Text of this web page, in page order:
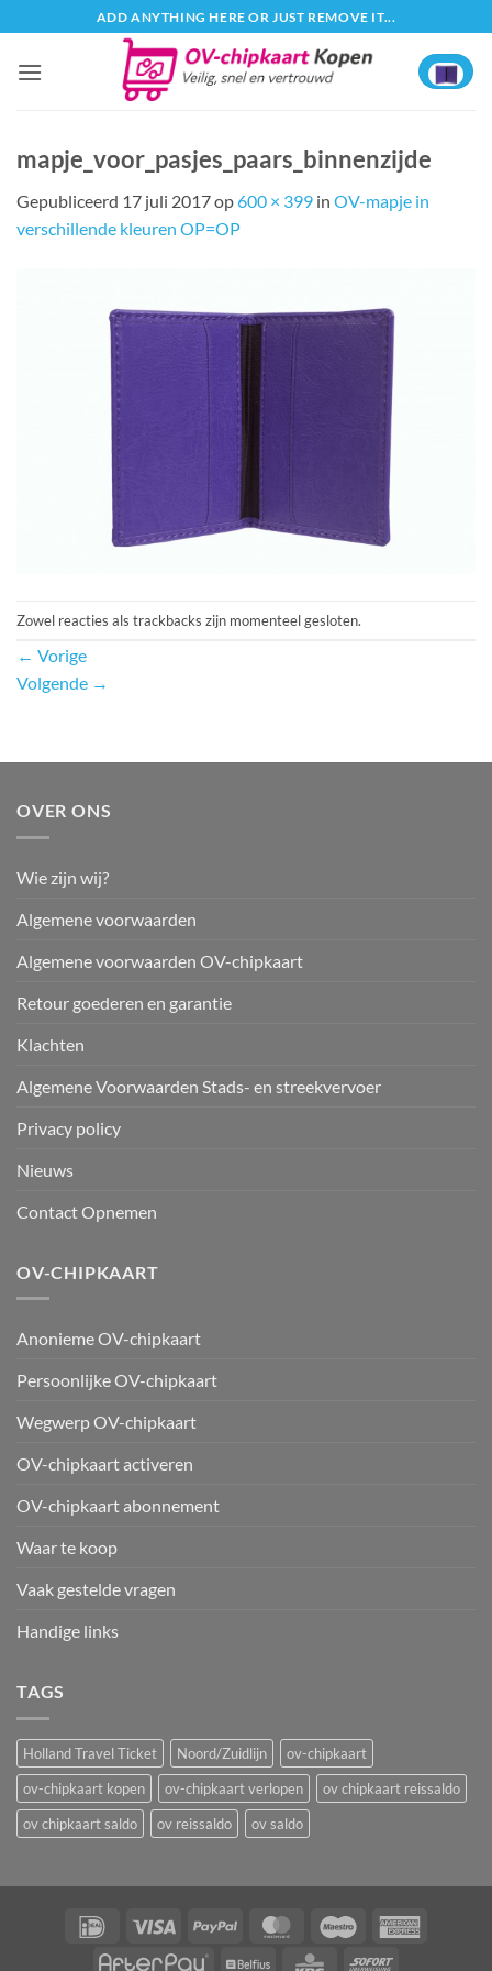
naar
inhoud
ADD ANYTHING HERE OR JUST REMOVE IT...
mapje_voor_pasjes_paars_binnenzijde
Gepubliceerd 17 juli 2017op600 × 399 in OV-mapje in
verschillende kleuren OP=OP
Zowel reacties als trackbacks zijn momenteel gesloten.
← Vorige
Volgende →
OVER ONS
Wie zijn wij?
Algemene voorwaarden
Algemene voorwaarden OV-chipkaart
Retour goederen en garantie
Klachten
Algemene Voorwaarden Stads- en streekvervoer
Privacy policy
Nieuws
Contact Opnemen
OV-CHIPKAART
Anonieme OV-chipkaart
Persoonlijke OV-chipkaart
Wegwerp OV-chipkaart
OV-chipkaart activeren
OV-chipkaart abonnement
Waar te koop
Vaak gestelde vragen
Handige links
TAGS
Holland Travel Ticket Noord/Zuidlijn
ov-chipkaart
ov-chipkaart kopen
ov-chipkaart verlopen
ov chipkaart reissaldo
ov chipkaart saldo
ov reissaldo ov saldo
IDeal Visa PayPal MasterCardMaestro
AfterPayBelfius KBC Sofort